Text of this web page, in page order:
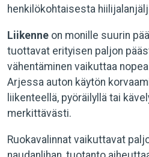
henkilökohtaisesta
Liikenne on monille suurin
tuottavat erityisen paljon
vähentäminen vaikuttaa
Arjessa auton käytön
liikenteellä, pyöräilyllä tai
merkittävästi.
Ruokavalinnat vaikuttavat